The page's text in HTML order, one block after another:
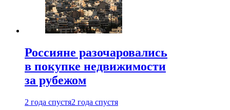
Россияне разочаровались
в покупке недвижимости
за рубежом
2 года спустя2 года спустя